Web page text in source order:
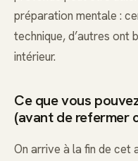
préparation mentale :
technique, d’autres ont
intérieur.
Ce que vous
(avant de refermer
On arrive à la fin de cet